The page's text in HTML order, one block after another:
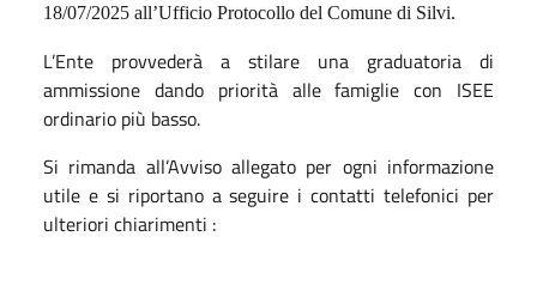
18/07/2025 all’Ufficio Protocollo del Comune di Silvi.
L’Ente provvederà a stilare una graduatoria di
ammissione dando priorità alle famiglie con ISEE
ordinario più basso.
Si rimanda all’Avviso allegato per ogni informazione
utile e si riportano a seguire i contatti telefonici per
ulteriori chiarimenti :